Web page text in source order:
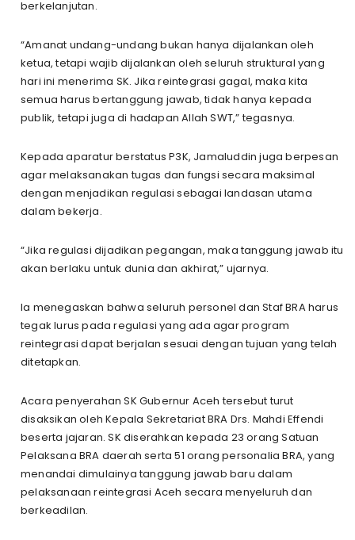
berkelanjutan.
“Amanat undang-undang bukan hanya dijalankan oleh
ketua, tetapi wajib dijalankan oleh seluruh struktural yang
hari ini menerima SK. Jika reintegrasi gagal, maka kita
semua harus bertanggung jawab, tidak hanya kepada
publik, tetapi juga di hadapan Allah SWT,” tegasnya.
Kepada aparatur berstatus P3K, Jamaluddin juga berpesan
agar melaksanakan tugas dan fungsi secara maksimal
dengan menjadikan regulasi sebagai landasan utama
dalam bekerja.
“Jika regulasi dijadikan pegangan, maka tanggung jawab itu
akan berlaku untuk dunia dan akhirat,” ujarnya.
Ia menegaskan bahwa seluruh personel dan Staf BRA harus
tegak lurus pada regulasi yang ada agar program
reintegrasi dapat berjalan sesuai dengan tujuan yang telah
ditetapkan.
Acara penyerahan SK Gubernur Aceh tersebut turut
disaksikan oleh Kepala Sekretariat BRA Drs. Mahdi Effendi
beserta jajaran. SK diserahkan kepada 23 orang Satuan
Pelaksana BRA daerah serta 51 orang personalia BRA, yang
menandai dimulainya tanggung jawab baru dalam
pelaksanaan reintegrasi Aceh secara menyeluruh dan
berkeadilan.